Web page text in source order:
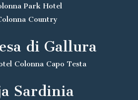
Park Hotel
Country
di Gallura
Colonna Capo Testa
Sardinia